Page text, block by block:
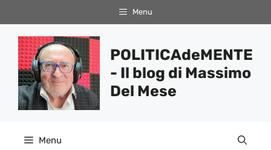
al
contenuto
Menu
POLITICAdeMENTE
- Il blog di Massimo
Del Mese
Menu